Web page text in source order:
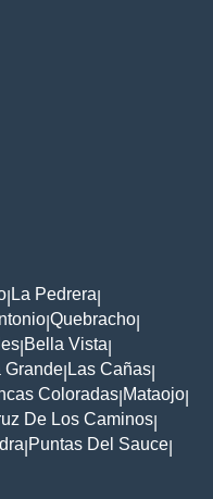
La Pedrera
Quebracho
Bella Vista
Grande Las Cañas
Coloradas Mataojo
De Los Caminos
Puntas Del Sauce